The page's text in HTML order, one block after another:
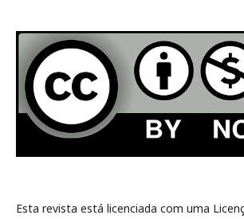
Esta revista está licenciada com uma